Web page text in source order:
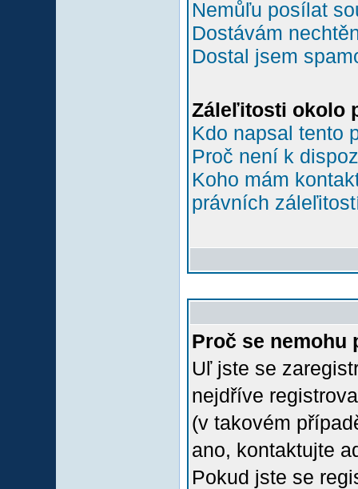
Nemůľu posílat
Dostávám
Dostal jsem
Záleľitosti okolo
Kdo napsal tento
Proč není k
Koho mám
právních
Proč se nemohu
Uľ jste se
nejdříve
(v takovém
ano, kontaktujte
Pokud jste se